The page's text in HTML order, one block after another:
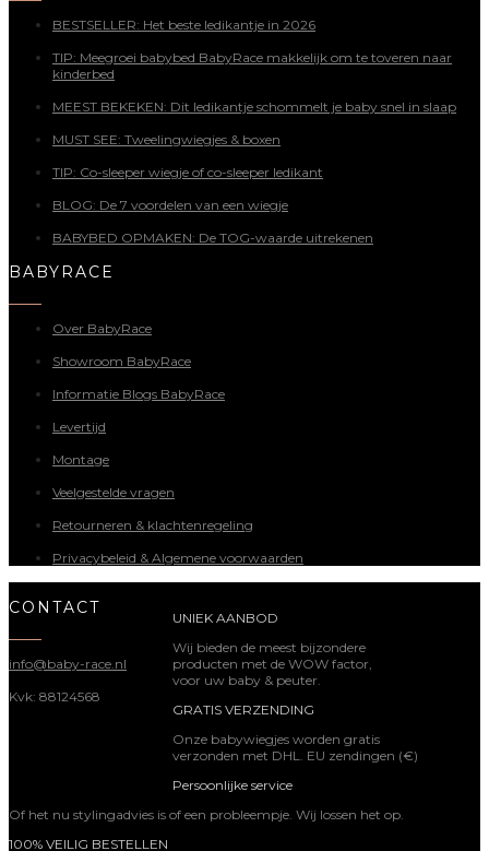
BESTSELLER: Het beste ledikantje in 2026
TIP: Meegroei babybed BabyRace makkelijk om te toveren naar
kinderbed
MEEST BEKEKEN: Dit ledikantje schommelt je baby snel in slaap
MUST SEE: Tweelingwiegjes & boxen
TIP: Co-sleeper wiegje of co-sleeper ledikant
BLOG: De 7 voordelen van een wiegje
BABYBED OPMAKEN: De TOG-waarde uitrekenen
BABYRACE
Over BabyRace
Showroom BabyRace
Informatie Blogs BabyRace
Levertijd
Montage
Veelgestelde vragen
Retourneren & klachtenregeling
Privacybeleid & Algemene voorwaarden
CONTACT
info@baby-race.nl
Kvk: 88124568
UNIEK AANBOD
Wij bieden de meest bijzondere
producten met de WOW factor,
voor uw baby & peuter.
GRATIS VERZENDING
Onze babywiegjes worden gratis
verzonden met DHL. EU zendingen (€)
Persoonlijke service
Of het nu stylingadvies is of een probleempje. Wij lossen het op.
100% VEILIG BESTELLEN